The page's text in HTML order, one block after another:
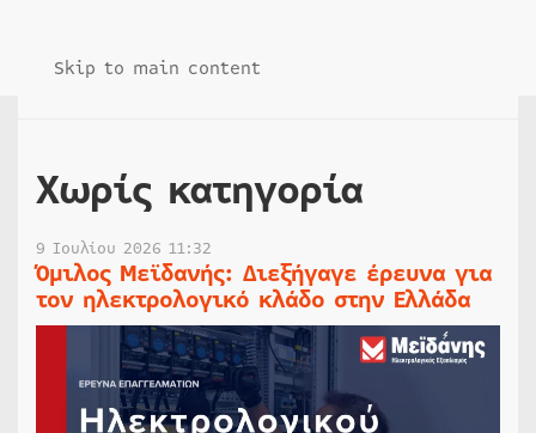
Skip to main content
Χωρίς κατηγορία
9 Ιουλίου 2026 11:32
Όμιλος Μεϊδανής: Διεξήγαγε έρευνα για
τον ηλεκτρολογικό κλάδο στην Ελλάδα